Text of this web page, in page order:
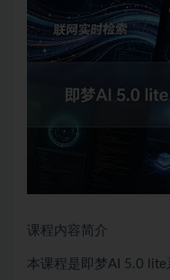
课程内容简介
本课程是即梦AI 5.0